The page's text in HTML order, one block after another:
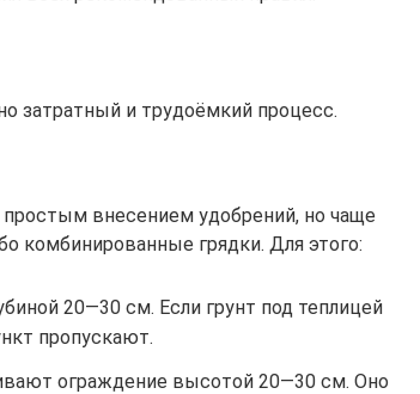
затратный и трудоёмкий процесс.
внесением удобрений, но чаще
комбинированные грядки. Для этого:
20—30 см. Если грунт под теплицей
пропускают.
ограждение высотой 20—30 см. Оно